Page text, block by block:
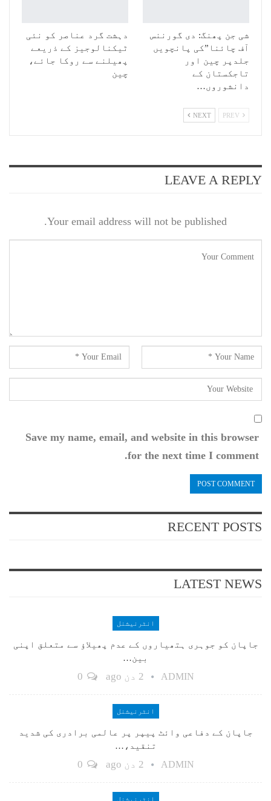
شی جن پھنگ: دی گورننس
آف چائنا”کی پانچویں
جلدپر چین اور
تاجکستان کے
دانشوروں…
دہشت گرد عناصر کو نئی
ٹیکنالوجیز کے ذریعے
پھیلنے سے روکا جائے،
چین
NEXT
LEAVE A REPLY
Your email address will not be published.
Save my name, email, and website in this browser
for the next time I comment.
RECENT POSTS
LATEST NEWS
انٹرنیشنل
جاپان کو جوہری ہتھیاروں کے عدم پھیلاؤ سے متعلق اپنی
بین…
ADMIN 2 دن ago
انٹرنیشنل
جاپان کے دفاعی وائٹ پیپر پر عالمی برادری کی شدید
تنقید،…
ADMIN 2 دن ago
انٹرنیشنل